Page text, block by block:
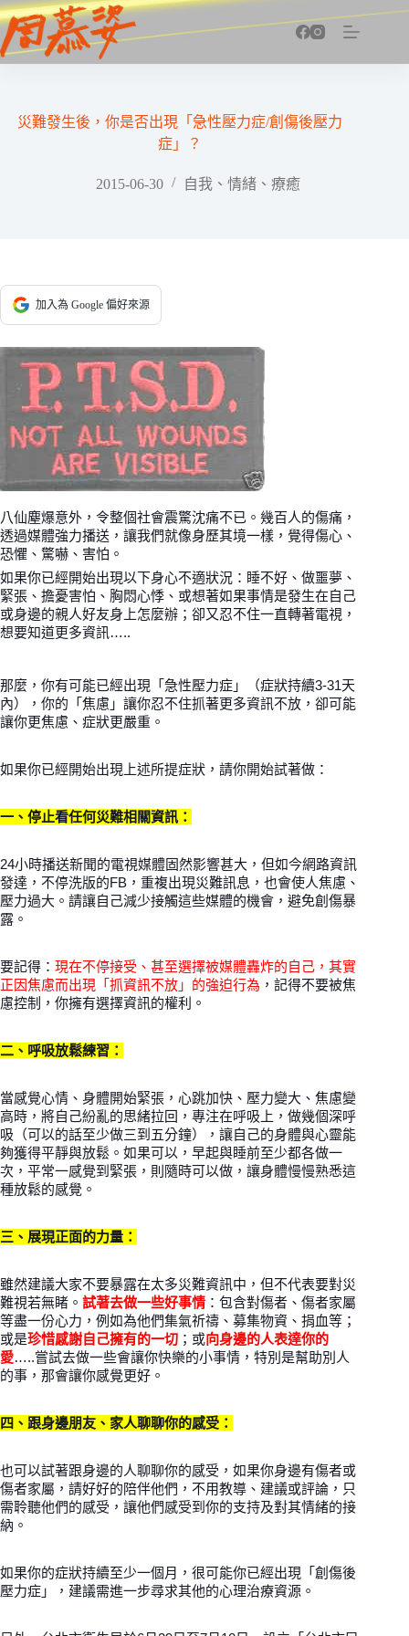
跳
至
主
災難發生後，你是否出現「急性壓力症/創傷後壓力
症」？
2015-06-30 自我、情緒、療癒
加入為 Google 偏好來源
八仙塵爆意外，令整個社會震驚沈痛不已。幾百人的傷痛，
透過媒體強力播送，讓我們就像身歷其境一樣，覺得傷心、
恐懼、驚嚇、害怕。
如果你已經開始出現以下身心不適狀況：睡不好、做噩夢、
緊張、擔憂害怕、胸悶心悸、或想著如果事情是發生在自己
或身邊的親人好友身上怎麼辦；卻又忍不住一直轉著電視，
想要知道更多資訊…..
那麼，你有可能已經出現 「急性壓力症」（症狀持續3-31天
內）
，你的「焦慮」讓你忍不住抓著更多資訊不放，卻可能
讓你更焦慮、症狀更嚴重。
如果你已經開始出現上述所提症狀，請你開始試著做：
一、停止看任何災難相關資訊：
24小時播送新聞的電視媒體固然影響甚大，但如今網路資訊
發達，不停洗版的FB，重複出現災難訊息，也會使人焦慮、
壓力過大。請讓自己減少接觸這些媒體的機會，避免創傷暴
露。
要記得： 現在不停接受、甚至選擇被媒體轟炸的自己，其實
正因焦慮而出現「抓資訊不放」的強迫行為 ，記得不要被焦
慮控制，你擁有選擇資訊的權利。
二、呼吸放鬆練習：
當感覺心情、身體開始緊張，心跳加快、壓力變大、焦慮變
高時，將自己紛亂的思緒拉回，專注在呼吸上，做幾個深呼
吸（可以的話至少做三到五分鐘），讓自己的身體與心靈能
夠獲得平靜與放鬆。如果可以，早起與睡前至少都各做一
次，平常一感覺到緊張，則隨時可以做，讓身體慢慢熟悉這
種放鬆的感覺。
三、展現正面的力量：
雖然建議大家不要暴露在太多災難資訊中，但不代表要對災
難視若無睹。 試著去做一些好事情 ：包含對傷者、傷者家屬
等盡一份心力，例如為他們集氣祈禱、募集物資、捐血等；
或是珍惜感謝自己擁有的一切 ；或向身邊的人表達你的
愛…..嘗試去做一些會讓你快樂的小事情，特別是幫助別人
的事，那會讓你感覺更好。
四、跟身邊朋友、家人聊聊你的感受：
也可以試著跟身邊的人聊聊你的感受，如果你身邊有傷者或
傷者家屬，請好好的陪伴他們，不用教導、建議或評論，只
需聆聽他們的感受，讓他們感受到你的支持及對其情緒的接
納。
如果你的症狀持續至少一個月，很可能你已經出現「創傷後
壓力症」，建議需進一步尋求其他的心理治療資源。